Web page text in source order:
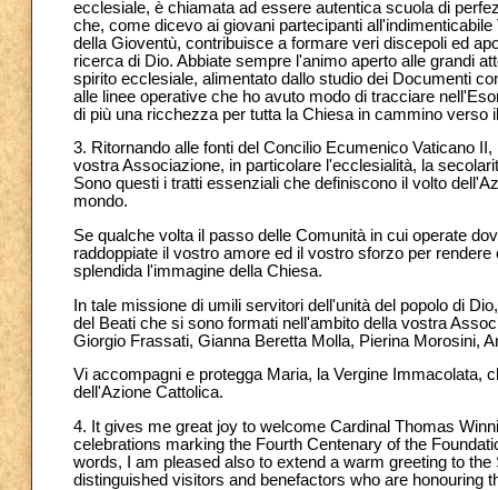
ecclesiale, è chiamata ad essere autentica scuola di
che, come dicevo ai giovani partecipanti
della Gioventù, contribuisce a formare veri discepoli ed
ricerca di Dio. Abbiate sempre l'animo aperto alle grandi
spirito ecclesiale, alimentato dallo studio dei Documenti
alle linee operative che ho avuto modo di tracciare
di più una ricchezza per tutta la Chiesa in cammino verso
3. Ritornando alle fonti del Concilio Ecumenico Vaticano
vostra Associazione, in particolare l'ecclesialità, la
Sono questi i tratti essenziali che definiscono il volto
mondo.
Se qualche volta il passo delle Comunità in cui operate
raddoppiate il vostro amore ed il vostro sforzo per
splendida l'immagine della Chiesa.
In tale missione di umili servitori dell'unità del popolo di
del Beati che si sono formati nell'ambito della vostra
Giorgio Frassati, Gianna Beretta Molla, Pierina Morosini,
Vi accompagni e protegga Maria, la Vergine Immacolata,
dell'Azione Cattolica.
4. It gives me great joy to welcome Cardinal Thomas
celebrations marking the Fourth Centenary of the
words, I am pleased also to extend a warm greeting to
distinguished visitors and benefactors who are honouring